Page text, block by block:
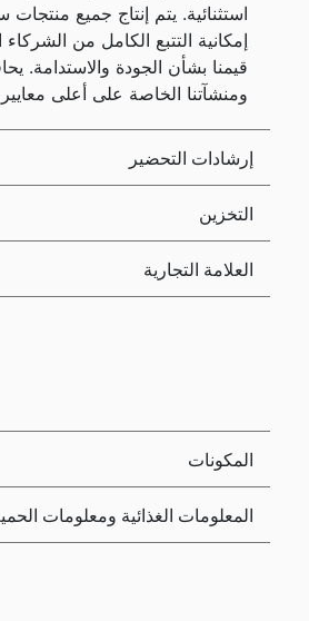
استثنائية. يتم إنتاج جميع
إمكانية التتبع الكامل من الشركاء
قيمنا بشأن الجودة والاستدامة.
ومنشآتنا الخاصة على أعلى معايير
إرشادات التحضير
التخزين
العلامة التجارية
المكونات
المعلومات الغذائية ومعلومات